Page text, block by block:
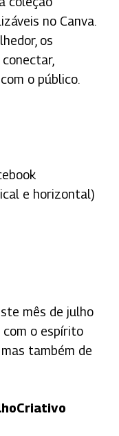
no Canva.
os
o público.
e horizontal)
mês de julho
com o espírito
também de